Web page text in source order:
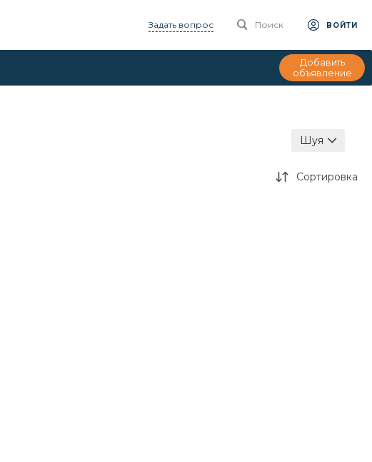
Задать вопрос Поиск ВОЙТИ
Добавить
объявление
Шуя
Сортировка